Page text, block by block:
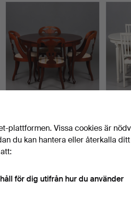
Klubbades 9 okt 2025
1 bud
5 bud
plattformen. Vissa cookies är
du kan hantera eller återkalla ditt
för dig utifrån hur du använder